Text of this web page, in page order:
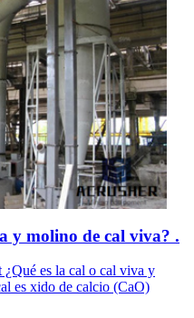
y molino de cal viva? .
es la cal o cal viva y
es xido de calcio (CaO)